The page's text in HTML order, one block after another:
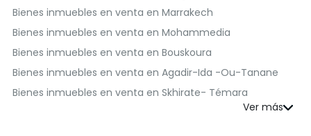
Bienes inmuebles en venta en Marrakech
Bienes inmuebles en venta en Mohammedia
Bienes inmuebles en venta en Bouskoura
Bienes inmuebles en venta en Agadir-Ida -Ou-Tanane
Bienes inmuebles en venta en Skhirate- Témara